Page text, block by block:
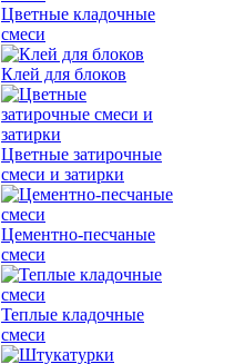
Цветные кладочные
смеси
Клей для блоков
Цветные затирочные
смеси и затирки
Цементно-песчаные
смеси
Теплые кладочные
смеси